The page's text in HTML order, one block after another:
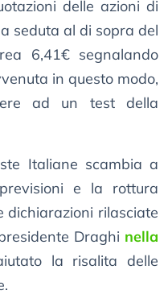
delle azioni di
seduta al di sopra del
6,41€ segnalando
in questo modo,
ad un test della
Italiane scambia a
e la rottura
dichiarazioni rilasciate
Draghi nella
la risalita delle